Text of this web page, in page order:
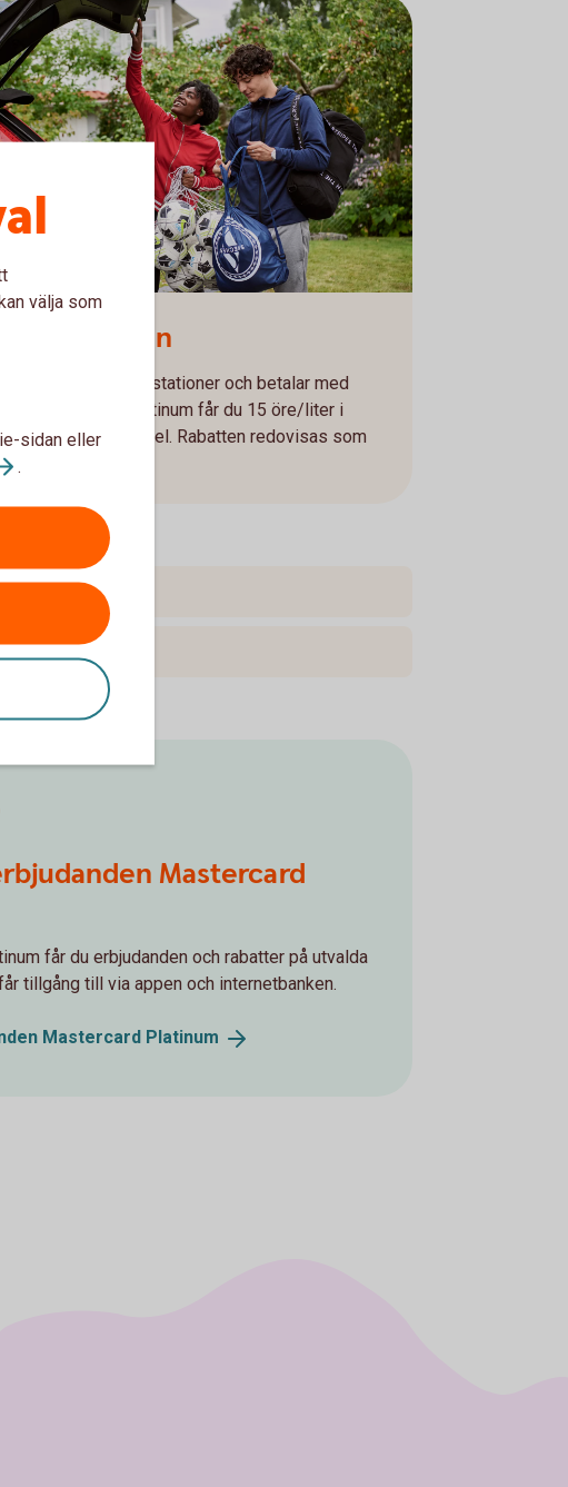
på bensin
bemannade stationer och betalar med
Mastercard Platinum får du 15 öre/liter i
E85 och diesel. Rabatten redovisas som
månadsfaktura.
Mastercard
får du erbjudanden och rabatter på utvalda
tillgång till via appen och internetbanken.
Mastercard Platinum
välja som
sidan eller
.